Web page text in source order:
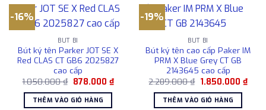
-16%
BÚT BI
Bút ký tên Parker JOT SE X
Red CLAS CT GB6 2025827
cao cấp
1.050.000₫ Giá
là:
1.050.000 ₫.
878.000 ₫Giá
hiện
THÊM VÀO GIỎ HÀNG
-19%
BÚT BI
Bút ký tên cao cấp Paker IM
PRM X Blue Grey CT GB
2143645 cao cấp
2.289.000₫ Giá
là:
2.289.000 ₫.
1.850.000 ₫Giá
hiện
THÊM VÀO GIỎ HÀNG